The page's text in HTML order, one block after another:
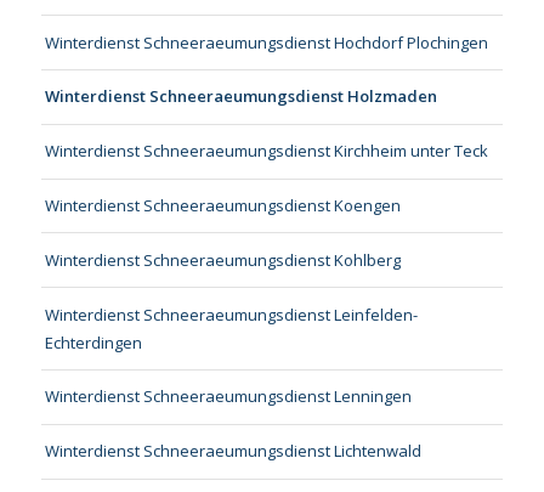
Winterdienst Schneeraeumungsdienst Hochdorf Plochingen
Winterdienst Schneeraeumungsdienst Holzmaden
Winterdienst Schneeraeumungsdienst Kirchheim unter Teck
Winterdienst Schneeraeumungsdienst Koengen
Winterdienst Schneeraeumungsdienst Kohlberg
Winterdienst Schneeraeumungsdienst Leinfelden-
Echterdingen
Winterdienst Schneeraeumungsdienst Lenningen
Winterdienst Schneeraeumungsdienst Lichtenwald